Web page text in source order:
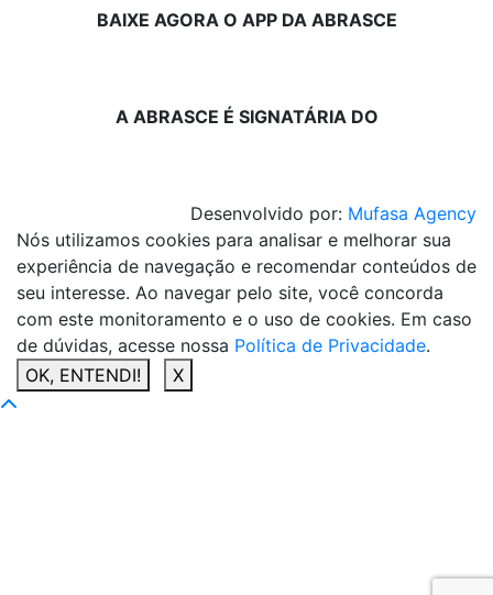
BAIXE AGORA O APP DA ABRASCE
A ABRASCE É SIGNATÁRIA DO
Desenvolvido por: Mufasa Agency
Nós utilizamos cookies para analisar e melhorar sua
experiência de navegação e recomendar conteúdos de
seu interesse. Ao navegar pelo site, você concorda
com este monitoramento e o uso de cookies. Em caso
de dúvidas, acesse nossa Política de Privacidade.
OK, ENTENDI!
X